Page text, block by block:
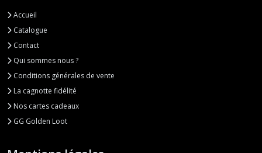
Accueil
Catalogue
Contact
Qui sommes nous ?
Conditions générales de vente
La cagnotte fidélité
Nos cartes cadeaux
GG Golden Loot